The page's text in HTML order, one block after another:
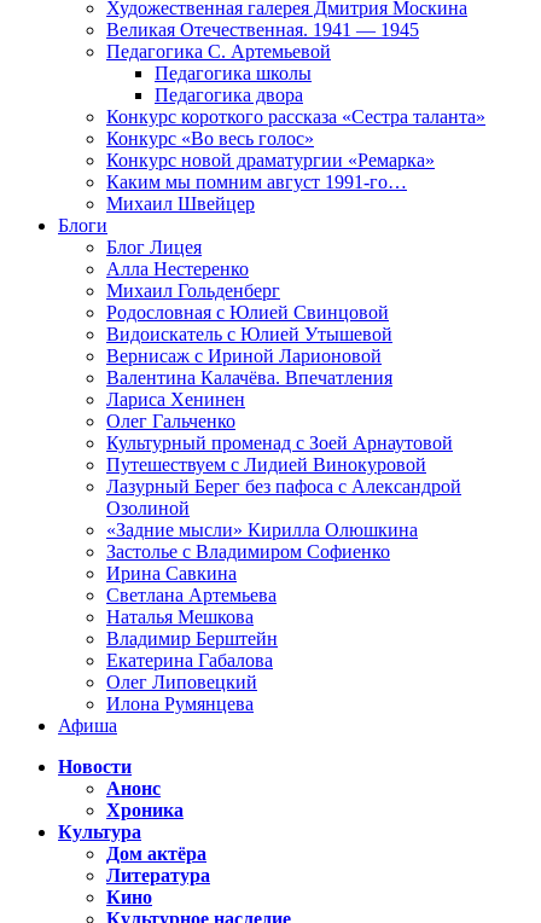
Художественная галерея Дмитрия Москина
Великая Отечественная. 1941 — 1945
Педагогика С. Артемьевой
Педагогика школы
Педагогика двора
Конкурс короткого рассказа «Сестра таланта»
Конкурс «Во весь голос»
Конкурс новой драматургии «Ремарка»
Каким мы помним август 1991-го…
Михаил Швейцер
Блоги
Блог Лицея
Алла Нестеренко
Михаил Гольденберг
Родословная с Юлией Свинцовой
Видоискатель с Юлией Утышевой
Вернисаж с Ириной Ларионовой
Валентина Калачёва. Впечатления
Лариса Хенинен
Олег Гальченко
Культурный променад с Зоей Арнаутовой
Путешествуем с Лидией Винокуровой
Лазурный Берег без пафоса с Александрой
Озолиной
«Задние мысли» Кирилла Олюшкина
Застолье с Владимиром Софиенко
Ирина Савкина
Светлана Артемьева
Наталья Мешкова
Владимир Берштейн
Екатерина Габалова
Олег Липовецкий
Илона Румянцева
Афиша
Новости
Анонс
Хроника
Культура
Дом актёра
Литература
Кино